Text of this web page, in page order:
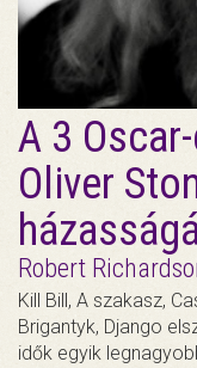
A 3
Oliver
Robert
Kill Bill, A szakasz,
Brigantyk, Django
idők egyik